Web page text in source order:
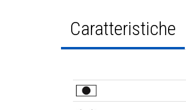
Caratteristiche